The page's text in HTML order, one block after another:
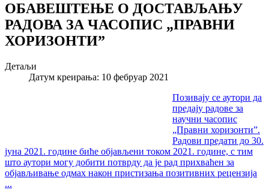
ОБАВЕШТЕЊЕ O ДОСТАВЉАЊУ
РАДОВА ЗА ЧАСОПИС „ПРАВНИ
ХОРИЗОНТИ”
Детаљи
Датум креирања: 10 фебруар 2021
Позивају се аутори да
предају радове за
научни часопис
„Правни хоризонти”.
Радови предати до 30.
јуна 2021. године биће објављени током 2021. године, с тим
што аутори могу добити потврду да је рад прихваћен за
објављивање одмах након пристизања позитивних рецензија
...